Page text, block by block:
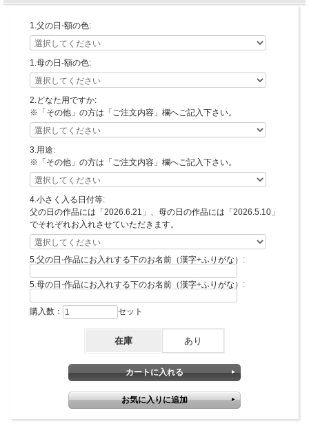
外寸（約）：縦200ｍｍ×横275ｍｍ×厚さ13ｍｍ
外寸（約）：縦225ｍｍ×横300ｍｍ×厚さ20ｍｍ
額の色：スタンダード額5色とヴィンテージ額6色（+1100円）からお選びいただけ
背景はそれぞれ父の日は「黄色いバラ」、母の日は「カーネーション」
◆ご注文方法について◆
以下の手順で父の日用、母の日用それぞれご選択・ご記入をお願いし
ます。
1.額の色をお選びください。
※ヴィンテージ額は+1100円（税込）
※画像7枚目（スタンダード額）・8枚目（ヴィンテージ額）参照
2.どなた用かお選びください。
※「その他」の方は「ご注文内容」欄にご記入ください。
3.用途をお選びください。
「2026.5.10」でお入れさせていただきます。
※その他をご希望の方は「ご注文内容」欄へご記入下さい。
5.作品にお入れする下のお名前（漢字+ふりがな）をご記入下さい。
例:「大輔 だいすけ」「武司パパ たけし」「由美子 ゆみこ」「由美
ママ ゆみ」「幸江 さちえ」など
1.父の日-額の色:
1.母の日-額の色:
2.どなた用ですか:
※「その他」の方は「ご注文内容」欄へご記入下さい。
3.用途:
※「その他」の方は「ご注文内容」欄へご記入下さい。
4.小さく入る日付等:
父の日の作品には「2026.6.21」、母の日の作品には「2026.5.10」
でそれぞれお入れさせていただきます。
5.父の日-作品にお入れする下のお名前（漢字+ふりがな）:
5.母の日-作品にお入れする下のお名前（漢字+ふりがな）:
購入数： セット
在庫 あり